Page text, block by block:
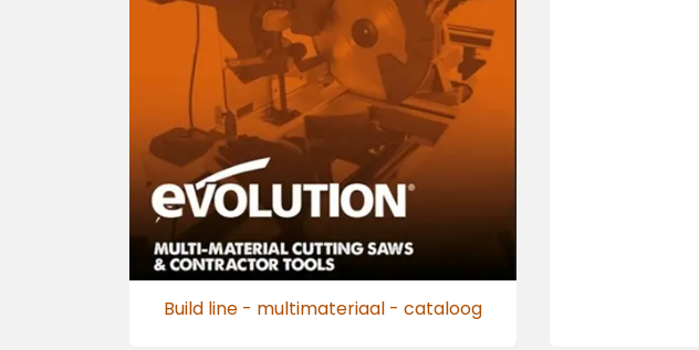
Build line - multimateriaal - cataloog